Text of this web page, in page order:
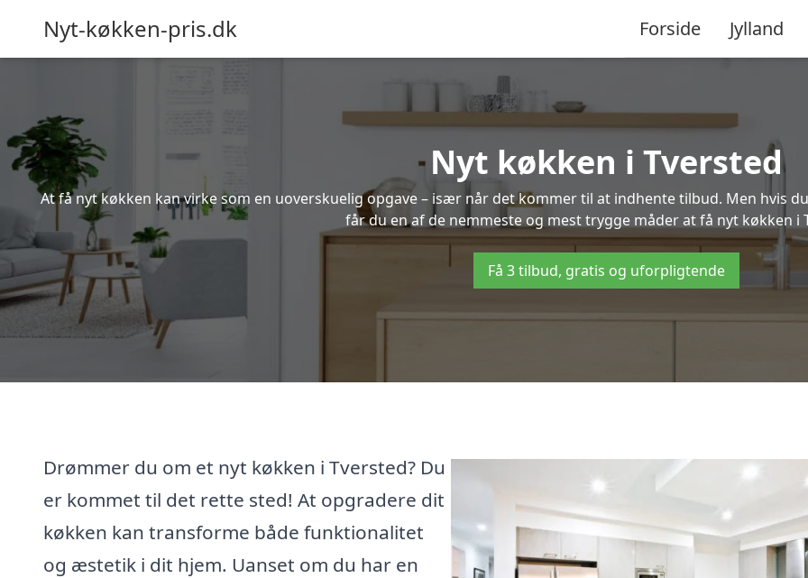
Nyt-køkken-pris.dk Forside Jylland
Nyt køkken i Tversted
At få nyt køkken kan virke som en uoverskuelig opgave – især når det kommer til at indhente tilbud. Men hvis
får du en af de nemmeste og mest trygge måder at få nyt køkken i
Få 3 tilbud, gratis og uforpligtende
Drømmer du om et nyt køkken i Tversted? Du
er kommet til det rette sted! At opgradere dit
køkken kan transforme både funktionalitet
og æstetik i dit hjem. Uanset om du har en